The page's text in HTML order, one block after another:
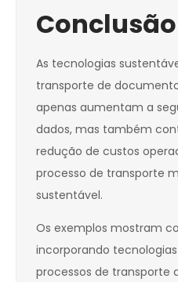
Conclusão
As tecnologias
transporte de
apenas aumentam a
dados, mas também
redução de custos
processo de transporte
sustentável.
Os exemplos mostram
incorporando
processos de transporte